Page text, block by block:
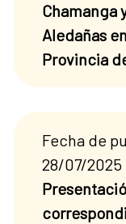
Chamanga
Aledañas
Provincia
Fecha de
28/07/2025